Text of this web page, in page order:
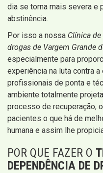
dia se torna mais severa e
abstinência.
Por isso a nossa Clínica
drogas de Vargem Grande
especialmente para
experiência na luta contra
profissionais de ponta e
ambiente totalmente
processo de recuperação,
pacientes o que há de
humana e assim lhe
POR QUE FAZER O
DEPENDÊNCIA DE